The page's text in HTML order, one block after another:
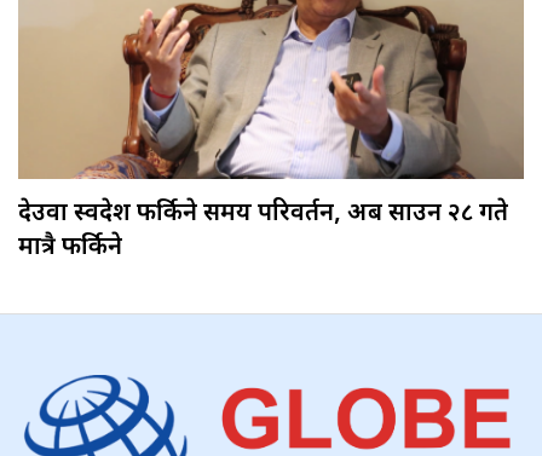
देउवा स्वदेश फर्किने समय परिवर्तन, अब साउन २८ गते
मात्रै फर्किने